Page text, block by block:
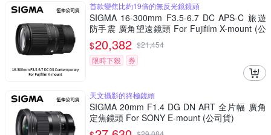
首款變焦比約19倍的無反光鏡鏡頭
SIGMA 16-300mm F3.5-6.7 DC APS-C 旅遊
防手震 廣角望遠鏡頭 For Fujifilm X-mount (公
司貨)
$20,382 $21,454
限時下殺
券
天文攝影的終極鏡頭
SIGMA 20mm F1.4 DG DN ART 全片幅 廣角
定焦鏡頭 For SONY E-mount (公司貨)